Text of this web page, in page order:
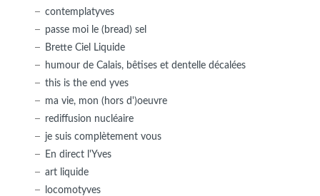
contemplatyves
passe moi le (bread) sel
Brette Ciel Liquide
humour de Calais, bêtises et dentelle décalées
this is the end yves
ma vie, mon (hors d')oeuvre
rediffusion nucléaire
je suis complètement vous
En direct l'Yves
art liquide
locomotyves